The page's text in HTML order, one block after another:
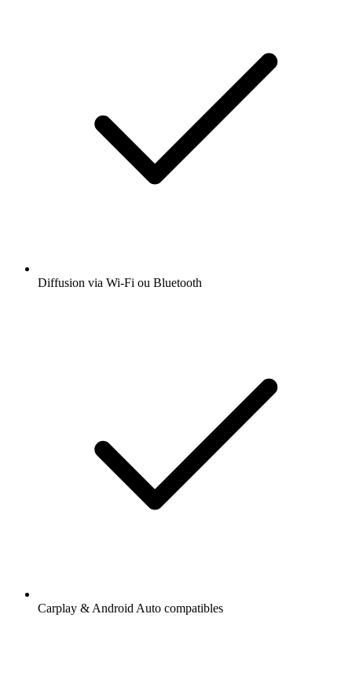
Diffusion via Wi-Fi ou Bluetooth
Carplay & Android Auto compatibles